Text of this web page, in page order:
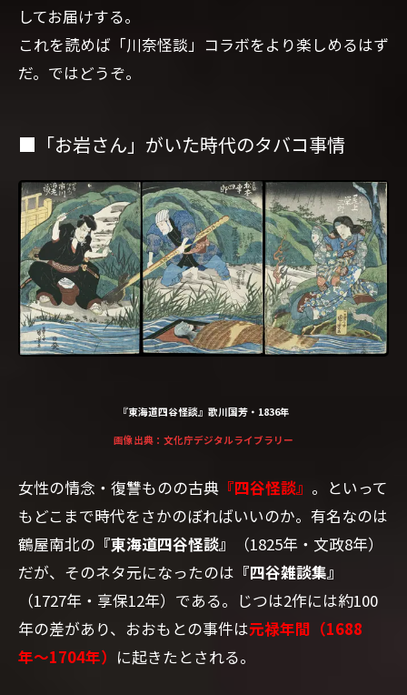
してお届けする。
これを読めば「川奈怪談」コラボをより楽しめるはず
だ。ではどうぞ。
■「お岩さん」がいた時代のタバコ事情
『東海道四谷怪談』歌川国芳・1836年
画像出典：文化庁デジタルライブラリー
女性の情念・復讐ものの古典 『四谷怪談』 。といって
もどこまで時代をさかのぼればいいのか。有名なのは
鶴屋南北の 『東海道四谷怪談』
（1825年・文政8年）
だが、そのネタ元になったのは 『四谷雑談集』
（1727年・享保12年）である。じつは2作には約100
年の差があり、おおもとの事件は元禄年間（1688
年〜1704年） に起きたとされる。